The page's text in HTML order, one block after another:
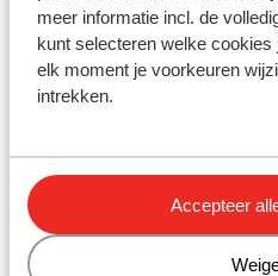
meer informatie incl. de
kunt selecteren welke
elk moment je voorkeuren
intrekken.
Accepteer
van de meest
met het enorme
Nederlandstalige
Frankrijk vind je brede,
bochten kunnen oefenen.
Livigno
een geweldige
met veel kinderclubs en
gaat: bij Sunweb boek je
het hele gezin direct de piste